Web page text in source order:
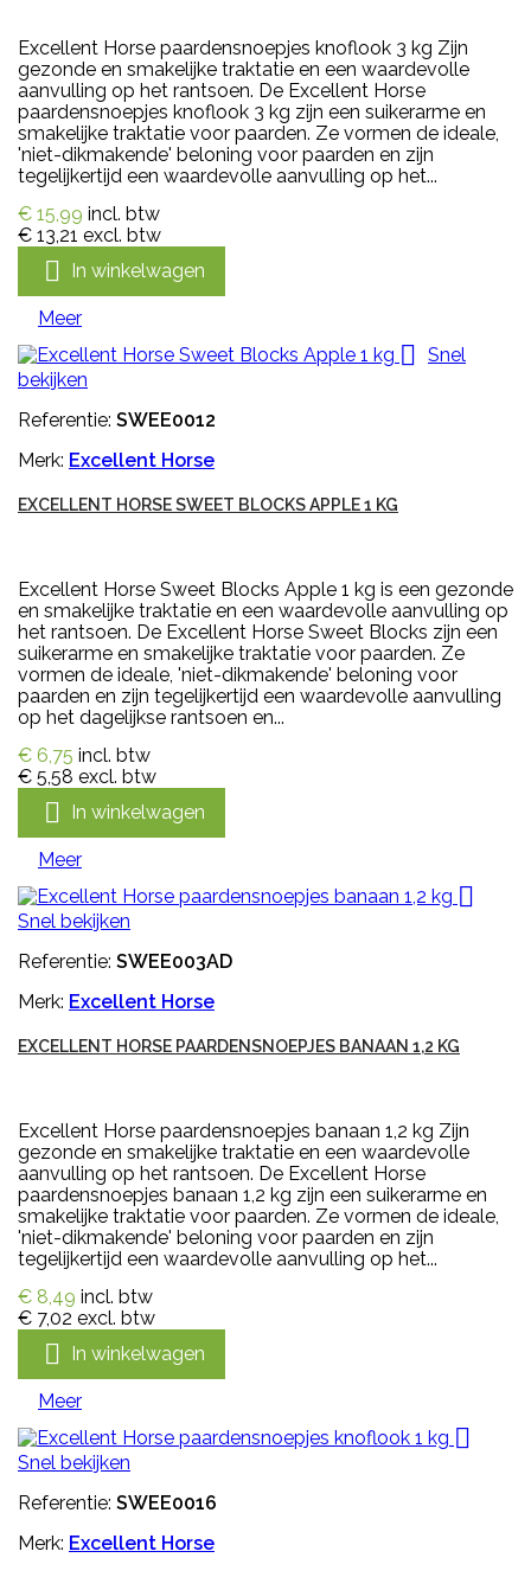
Excellent Horse paardensnoepjes knoflook 3 kg Zijn
gezonde en smakelijke traktatie en een waardevolle
aanvulling op het rantsoen. De Excellent Horse
paardensnoepjes knoflook 3 kg zijn een suikerarme en
smakelijke traktatie voor paarden. Ze vormen de ideale,
'niet-dikmakende' beloning voor paarden en zijn
tegelijkertijd een waardevolle aanvulling op het...
€ 15,99 incl. btw
€ 13,21 excl. btw
 In winkelwagen
Meer

Snel
bekijken
Referentie: SWEE0012
Merk: Excellent Horse
EXCELLENT HORSE SWEET BLOCKS APPLE 1 KG
Excellent Horse Sweet Blocks Apple 1 kg is een gezonde
en smakelijke traktatie en een waardevolle aanvulling op
het rantsoen. De Excellent Horse Sweet Blocks zijn een
suikerarme en smakelijke traktatie voor paarden. Ze
vormen de ideale, 'niet-dikmakende' beloning voor
paarden en zijn tegelijkertijd een waardevolle aanvulling
op het dagelijkse rantsoen en...
€ 6,75 incl. btw
€ 5,58 excl. btw
 In winkelwagen
Meer

Snel bekijken
Referentie: SWEE003AD
Merk: Excellent Horse
EXCELLENT HORSE PAARDENSNOEPJES BANAAN 1,2 KG
Excellent Horse paardensnoepjes banaan 1,2 kg Zijn
gezonde en smakelijke traktatie en een waardevolle
aanvulling op het rantsoen. De Excellent Horse
paardensnoepjes banaan 1,2 kg zijn een suikerarme en
smakelijke traktatie voor paarden. Ze vormen de ideale,
'niet-dikmakende' beloning voor paarden en zijn
tegelijkertijd een waardevolle aanvulling op het...
€ 8,49 incl. btw
€ 7,02 excl. btw
 In winkelwagen
Meer

Snel bekijken
Referentie: SWEE0016
Merk: Excellent Horse